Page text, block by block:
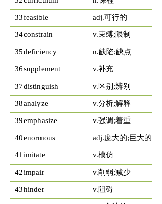
33feasible adj.可行的
34constrain v.束缚;限制
35deficiency n.缺陷;缺点
36supplement v.补充
37distinguish v.区别;辨别
38analyze v.分析;解释
39emphasize v.强调;着重
40enormous adj.庞大的;巨大的
41 imitate v.模仿
42impair v.削弱;减少
43hinder v.阻碍